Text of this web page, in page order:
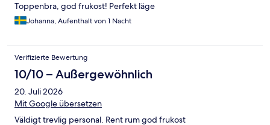
Toppenbra, god frukost! Perfekt läge
Johanna, Aufenthalt von 1 Nacht
Verifizierte Bewertung
10/10 – Außergewöhnlich
20. Juli 2026
Mit Google übersetzen
Väldigt trevlig personal. Rent rum god frukost